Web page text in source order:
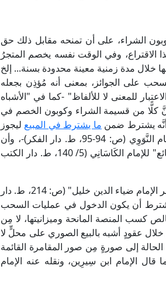
الشراء، على أن تمنحه مقابل ذلك حق
الاقتراع، وفي الوقت نفسه يخصم المتجرُ
خلال مدة زمنية معينة محدودة بسنة... إلخ
على الجوائز، بمعنى أنه مُؤذِن بجعله
للمعنى لا للألفاظ" -كما في "الأشباه
، خاصَّة وأنَّ كلًّا من قسيمة الشراء وكوبون الخصم في
أنَّه يشترط ضمن ما يشترط في المبيع ليجوز
عليه أن يكون مملوكًا للعاقد -كما في "منهاج الطالبين" للإمام النَّوَوِي (ص: 94-95، ط. دار الفكر)-، وأن
يكون في نفسه مالًا؛ لأن البيع مبادلة المال بالمال -كما في "بدائع الصنائع" للإمام الكَاسَانِي (5/ 140، ط. دار الكتب
كما أنَّ المقرَّر في الهبات والهدايا أنها "تمليك بلا عوض" -كما في "مختصر الإمام ضياء الدين خليل" (ص: 214، ط. دار
41، ط. مكتبة القاهرة)-، فيشترط أن يكون الدخول في عمليات السحب
كسب المنصة المانحة وميزانيتها، لا مِن
عقودٍ أشبه بالبيع الصوري على محلٍّ لا
إلى صورةٍ مِن صور المقامرة القائمة
الإمام ابن سِيرِين، ونقله عنه الإمام